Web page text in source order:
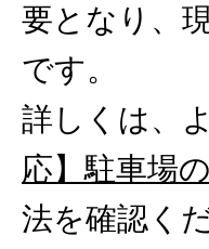
要となり、
です。
詳しくは、
応】駐車場
法を確認く